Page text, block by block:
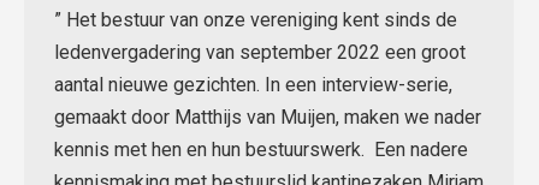
” Het bestuur van onze vereniging kent sinds de
ledenvergadering van september 2022 een groot
aantal nieuwe gezichten. In een interview-serie,
gemaakt door Matthijs van Muijen, maken we nader
kennis met hen en hun bestuurswerk. Een nadere